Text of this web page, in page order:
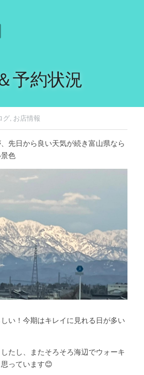
予約状況
グ, お店情報
先日から良い天気が続き富山県なら
色
い！今期はキレイに見れる日が多い
たし、またそろそろ海辺でウォーキ
っています😊